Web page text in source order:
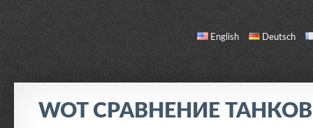
English Deutsch
WOT СРАВНЕНИЕ